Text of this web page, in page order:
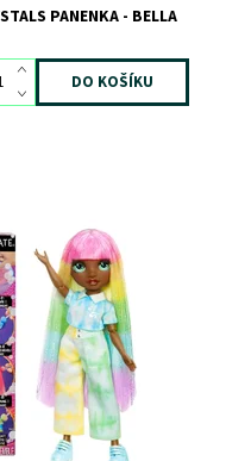
PANENKA - BELLA